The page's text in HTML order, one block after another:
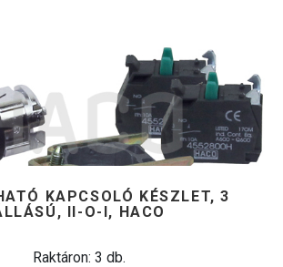
KAPCSOLÓ KÉSZLET, 3
II-O-I, HACO
Raktáron: 3 db.